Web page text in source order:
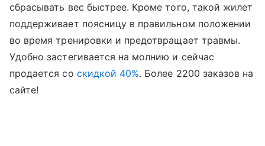
сбрасывать вес быстрее. Кроме того, такой жилет
поддерживает поясницу в правильном положении
во время тренировки и предотвращает травмы.
Удобно застегивается на молнию и сейчас
продается со скидкой 40%. Более 2200 заказов на
сайте!